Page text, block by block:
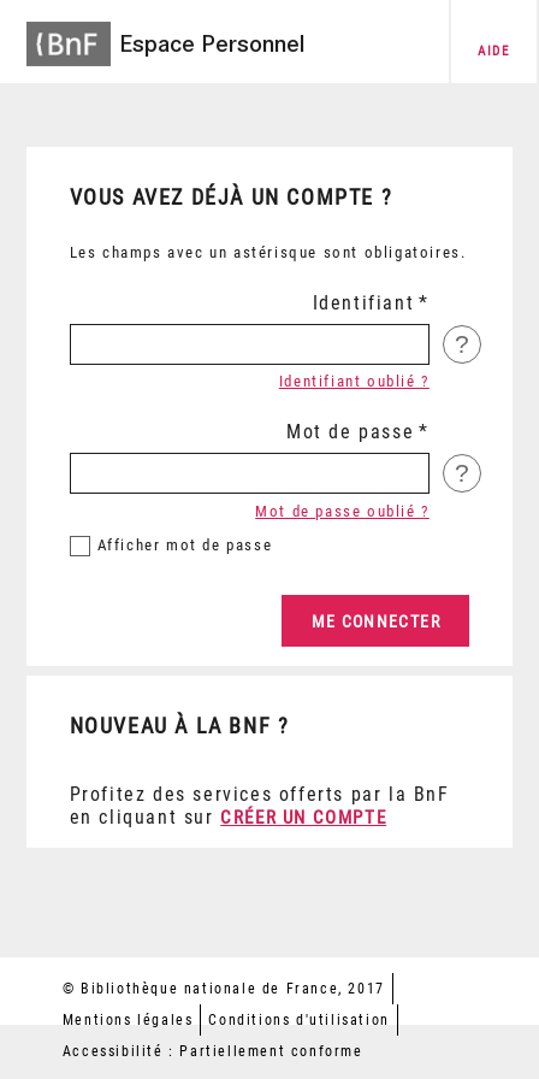
Espace Personnel AIDE
VOUS AVEZ DÉJÀ UN COMPTE ?
Les champs avec un astérisque sont obligatoires.
Identifiant
?
Identifiant oublié ?
Mot de passe
?
Afficher mot de passe
Mot de passe oublié ?
NOUVEAU À LA BNF ?
Profitez des services offerts par la BnF
en cliquant sur CRÉER UN COMPTE
© Bibliothèque nationale de France, 2017
Mentions légales
Conditions d'utilisation
Accessibilité : Partiellement conforme